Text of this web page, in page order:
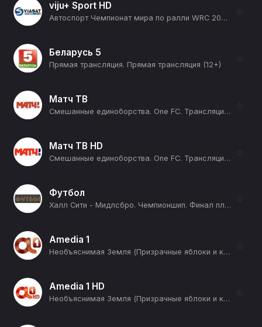
viju+ Sport HD
Автоспорт Чемпионат мира по ралли WRC 2026. 10 этап. Ралли Финляндия. День 1. 1 спецучасток. Харью 1 (12+)
☆
Беларусь 5
Прямая трансляция. Прямая трансляция (12+)
☆
Матч ТВ
Смешанные единоборства. One FC. Трансляция из Таиланда. Прямая трансляция (12+)
☆
Матч ТВ HD
Смешанные единоборства. One FC. Трансляция из Таиланда. Прямая трансляция (12+)
☆
Футбол
Халл Сити - Мидлсбро. Чемпионшип. Финал плей-офф. Сезон 25/26 (12+)
☆
Amedia 1
Необъяснимая Земля (Призрачные яблоки и космическое желе) (12+)
☆
Amedia 1 HD
Необъяснимая Земля (Призрачные яблоки и космическое желе) (12+)
☆